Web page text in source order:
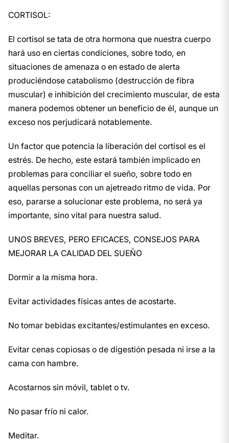
CORTISOL:
El cortisol se tata de otra hormona que nuestra cuerpo
hará uso en ciertas condiciones, sobre todo, en
situaciones de amenaza o en estado de alerta
produciéndose catabolismo (destrucción de fibra
muscular) e inhibición del crecimiento muscular, de esta
manera podemos obtener un beneficio de él, aunque un
exceso nos perjudicará notablemente.
Un factor que potencia la liberación del cortisol es el
estrés. De hecho, este estará también implicado en
problemas para conciliar el sueño, sobre todo en
aquellas personas con un ajetreado ritmo de vida. Por
eso, pararse a solucionar este problema, no será ya
importante, sino vital para nuestra salud.
UNOS BREVES, PERO EFICACES, CONSEJOS PARA
MEJORAR LA CALIDAD DEL SUEÑO
Dormir a la misma hora.
Evitar actividades físicas antes de acostarte.
No tomar bebidas excitantes/estimulantes en exceso.
Evitar cenas copiosas o de digestión pesada ni irse a la
cama con hambre.
Acostarnos sin móvil, tablet o tv.
No pasar frío ni calor.
Meditar.